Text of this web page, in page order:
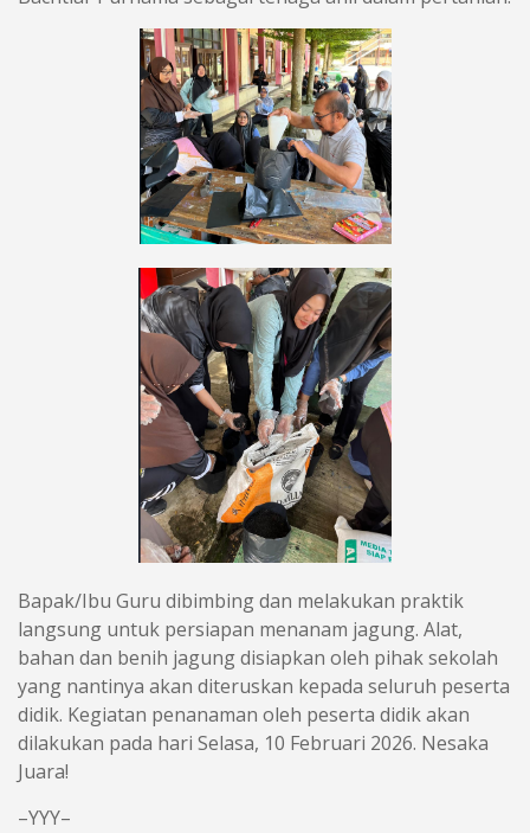
Bapak/Ibu Guru dibimbing dan melakukan praktik
langsung untuk persiapan menanam jagung. Alat,
bahan dan benih jagung disiapkan oleh pihak sekolah
yang nantinya akan diteruskan kepada seluruh peserta
didik. Kegiatan penanaman oleh peserta didik akan
dilakukan pada hari Selasa, 10 Februari 2026. Nesaka
Juara!
–YYY–